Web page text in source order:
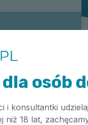
osób
i konsultantki
niż 18 lat,